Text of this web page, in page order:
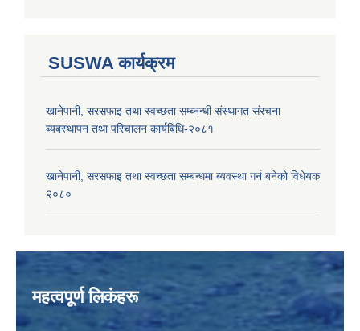
SUSWA कार्यक्रम
खानेपानी, सरसफाइ तथा स्वच्छता सम्ब्नन्धी संस्थागत संरचना
ब्यबस्थापन तथा परिचालन कार्यबिधि-२०८१
खानेपानी, सरसफाइ तथा स्वच्छता सम्बन्धमा ब्यवस्था गर्न बनेको विधेयक
२०८०
महत्वपूर्ण लिकंहरू